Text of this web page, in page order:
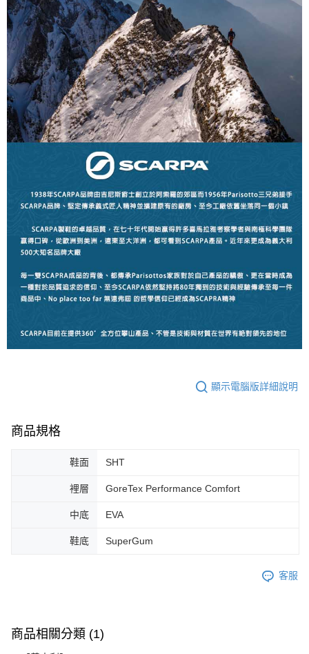
顯示電腦版詳細說明
商品規格
鞋面 SHT
裡層 GoreTex Performance Comfort
中底 EVA
鞋底 SuperGum
客服
商品相關分類 (1)